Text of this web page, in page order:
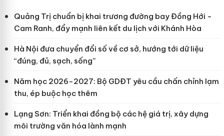
Quảng Trị chuẩn bị khai trương đường bay Đồng Hới -
Cam Ranh, đẩy mạnh liên kết du lịch với Khánh Hòa
Hà Nội đưa chuyển đổi số về cơ sở, hướng tới dữ liệu
“đúng, đủ, sạch, sống”
Năm học 2026-2027: Bộ GDĐT yêu cầu chấn chỉnh lạm
thu, ép buộc học thêm
Lạng Sơn: Triển khai đồng bộ các hệ giá trị, xây dựng
môi trường văn hóa lành mạnh